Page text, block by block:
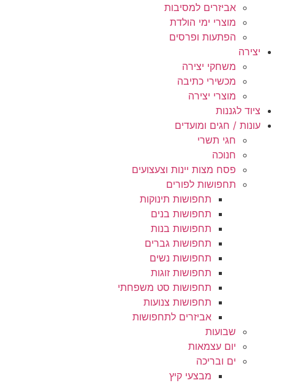
אביזרים למסיבות
מוצרי ימי הולדת
הפתעות ופרסים
יצירה
משחקי יצירה
מכשירי כתיבה
מוצרי יצירה
ציוד לגננות
עונות / חגים ומועדים
חגי תשרי
חנוכה
פסח מצות יינות וצעצועים
תחפושות לפורים
תחפושות תינוקות
תחפושות בנים
תחפושות בנות
תחפושות גברים
תחפושות נשים
תחפושות זוגות
תחפושות סט משפחתי
תחפושות צנועות
אביזרים לתחפושות
שבועות
יום עצמאות
ים ובריכה
מבצעי קיץ